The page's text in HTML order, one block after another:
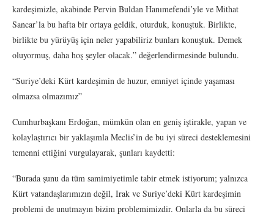
kardeşimizle, akabinde Pervin Buldan Hanımefendi’yle ve Mithat
Sancar’la bu hafta bir ortaya geldik, oturduk, konuştuk. Birlikte,
birlikte bu yürüyüş için neler yapabiliriz bunları konuştuk. Demek
oluyormuş, daha hoş şeyler olacak.” değerlendirmesinde bulundu.
“Suriye’deki Kürt kardeşimin de huzur, emniyet içinde yaşaması
olmazsa olmazımız”
Cumhurbaşkanı Erdoğan, mümkün olan en geniş iştirakle, yapan ve
kolaylaştırıcı bir yaklaşımla Meclis’in de bu iyi süreci desteklemesini
temenni ettiğini vurgulayarak, şunları kaydetti:
“Burada şunu da tüm samimiyetimle tabir etmek istiyorum; yalnızca
Kürt vatandaşlarımızın değil, Irak ve Suriye’deki Kürt kardeşimin
problemi de unutmayın bizim problemimizdir. Onlarla da bu süreci